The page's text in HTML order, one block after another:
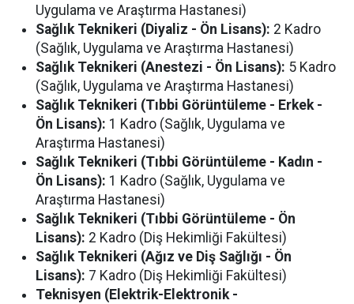
Uygulama ve Araştırma Hastanesi)
Sağlık Teknikeri (Diyaliz - Ön Lisans): 2 Kadro
(Sağlık, Uygulama ve Araştırma Hastanesi)
Sağlık Teknikeri (Anestezi - Ön Lisans): 5 Kadro
(Sağlık, Uygulama ve Araştırma Hastanesi)
Sağlık Teknikeri (Tıbbi Görüntüleme - Erkek -
Ön Lisans): 1 Kadro (Sağlık, Uygulama ve
Araştırma Hastanesi)
Sağlık Teknikeri (Tıbbi Görüntüleme - Kadın -
Ön Lisans): 1 Kadro (Sağlık, Uygulama ve
Araştırma Hastanesi)
Sağlık Teknikeri (Tıbbi Görüntüleme - Ön
Lisans): 2 Kadro (Diş Hekimliği Fakültesi)
Sağlık Teknikeri (Ağız ve Diş Sağlığı - Ön
Lisans): 7 Kadro (Diş Hekimliği Fakültesi)
Teknisyen (Elektrik-Elektronik -